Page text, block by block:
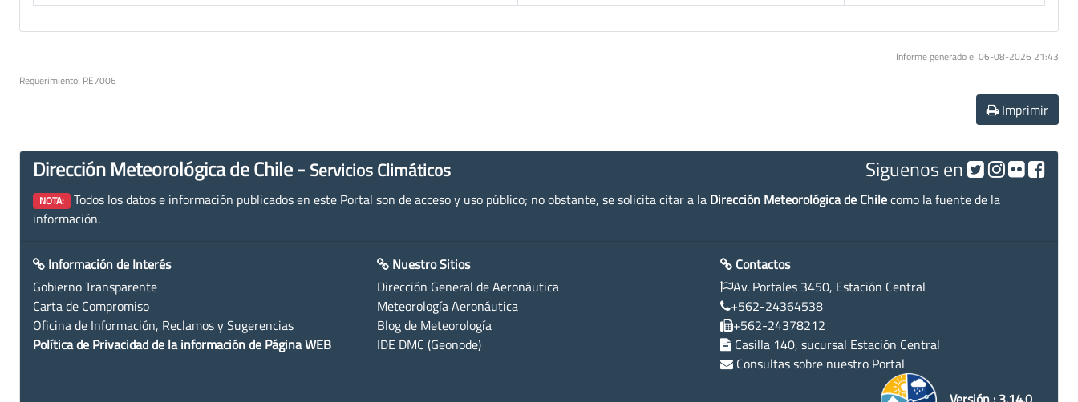
Informe generado el 06-08-2026 21:43
Requerimiento: RE7006
Imprimir
Dirección Meteorológica de Chile - Servicios Climáticos Siguenos en
NOTA: Todos los datos e información publicados en este Portal son de acceso y uso público; no obstante, se solicita citar a la Dirección Meteorológica de Chilecomo la fuente de la
información.
Información de Interés
Gobierno Transparente
Carta de Compromiso
Oficina de Información, Reclamos y Sugerencias
Política de Privacidad de la información de Página WEB
Nuestro Sitios
Dirección General de Aeronáutica
Meteorología Aeronáutica
Blog de Meteorología
IDE DMC (Geonode)
Contactos
Av. Portales 3450, Estación Central
+562-24364538
+562-24378212
Casilla 140, sucursal Estación Central
Consultas sobre nuestro Portal